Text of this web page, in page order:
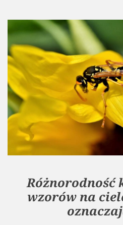
Różnorodność
wzorów na